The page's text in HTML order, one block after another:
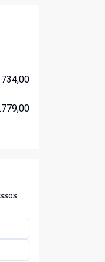
734,00